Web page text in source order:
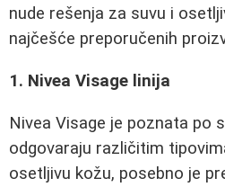
nude rešenja za suvu i
najčešće preporučenih
1. Nivea Visage linija
Nivea Visage je poznata po
odgovaraju različitim
osetljivu kožu, posebno je